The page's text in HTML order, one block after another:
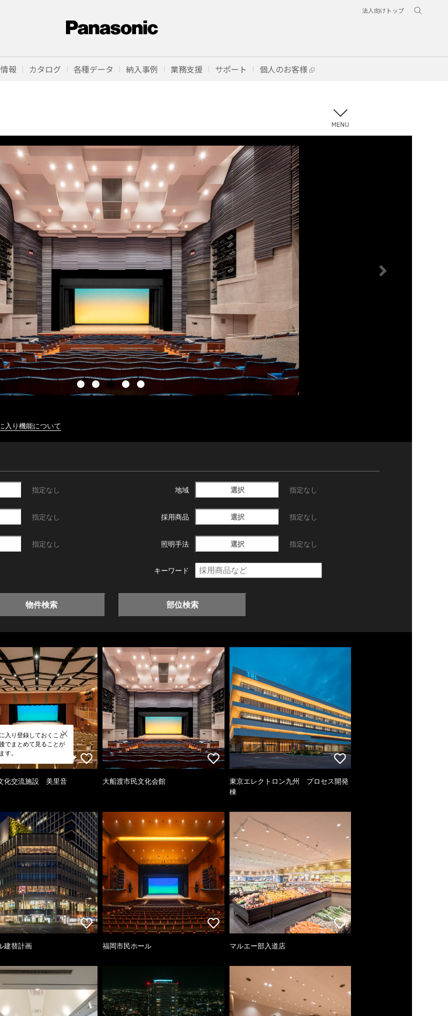
法人向けトップ
報 カタログ 各種データ 納入事例 業務支援 サポート 個人のお客様
入り機能について
指定なし 地域 選択 指定なし
指定なし 採用商品 選択 指定なし
指定なし 照明手法 選択 指定なし
キーワード
物件検索 部位検索
入り登録しておくこと
でまとめて見ることが
す。
化交流施設 美里音 大船渡市民文化会館
東京エレクトロン九州 プロセス開発
棟
建替計画 福岡市民ホール マルエー部入道店